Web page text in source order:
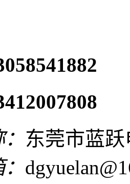
东莞市蓝